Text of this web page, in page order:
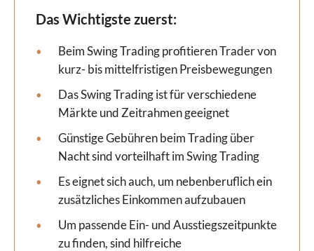
Das Wichtigste zuerst:
Beim Swing Trading profitieren Trader von
kurz- bis mittelfristigen Preisbewegungen
Das Swing Trading ist für verschiedene
Märkte und Zeitrahmen geeignet
Günstige Gebühren beim Trading über
Nacht sind vorteilhaft im Swing Trading
Es eignet sich auch, um nebenberuflich ein
zusätzliches Einkommen aufzubauen
Um passende Ein- und Ausstiegszeitpunkte
zu finden, sind hilfreiche